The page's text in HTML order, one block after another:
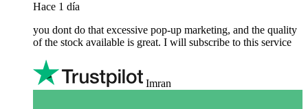
Hace 1 día
you dont do that excessive pop-up marketing, and the quality
of the stock available is great. I will subscribe to this service
Imran